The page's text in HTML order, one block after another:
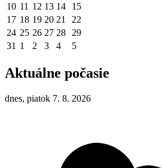
10 11 12 13 14 15
17 18 19 20 21 22
24 25 26 27 28 29
31 1 2 3 4 5
Aktuálne počasie
dnes, piatok 7. 8. 2026